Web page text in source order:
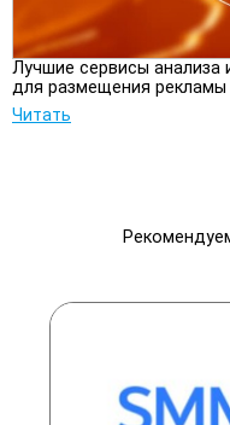
Лучшие сервисы анализа
для размещения рекламы
Читать